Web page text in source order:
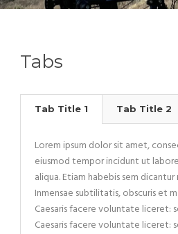
Tabs
Tab Title 1 Tab Title 2
Lorem ipsum dolor sit amet,
eiusmod tempor incidunt ut
aliqua. Etiam habebis sem
Inmensae subtilitatis, obscuris et
Caesaris facere voluntate liceret:
Caesaris facere voluntate liceret: